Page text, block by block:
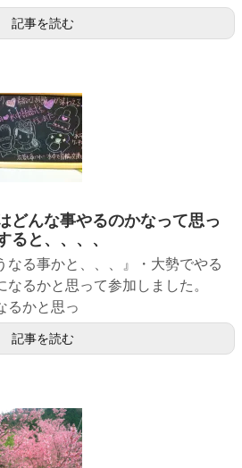
記事を読む
どんな事やるのかなって思っ
ると、、、、
なる事かと、、、』・大勢でやる
るかと思って参加しました。
るかと思っ
記事を読む